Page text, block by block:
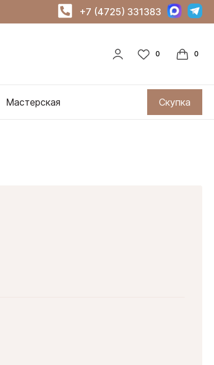
+7 (4725) 331383
Мастерская Скупка